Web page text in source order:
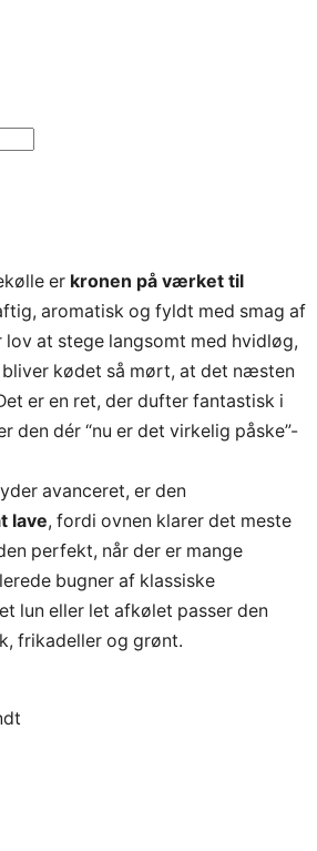
er kronen på værket til
aromatisk og fyldt med smag af
lov at stege langsomt med hvidløg,
kødet så mørt, at det næsten
er en ret, der dufter fantastisk i
den dér “nu er det virkelig påske”-
avanceret, er den
lave, fordi ovnen klarer det meste
perfekt, når der er mange
bugner af klassiske
lun eller let afkølet passer den
frikadeller og grønt.